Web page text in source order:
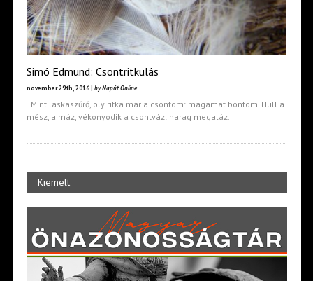
Simó Edmund: Csontritkulás
november 29th, 2016 | by Napút Online
Mint laskaszűrő, oly ritka már a csontom: magamat bontom. Hull a
mész, a máz, vékonyodik a csontváz: harag megaláz.
Kiemelt